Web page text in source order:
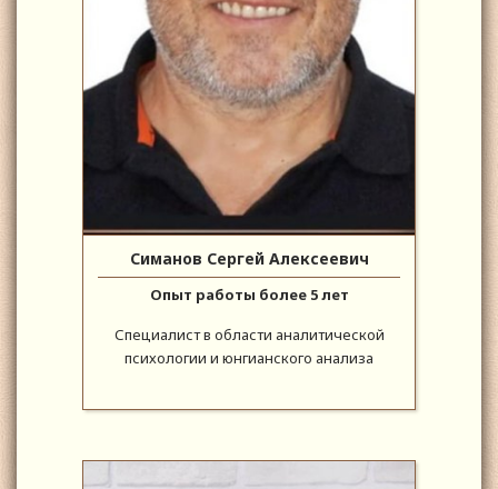
Симанов Сергей Алексеевич
Опыт работы более 5 лет
Специалист в области аналитической
психологии и юнгианского анализа